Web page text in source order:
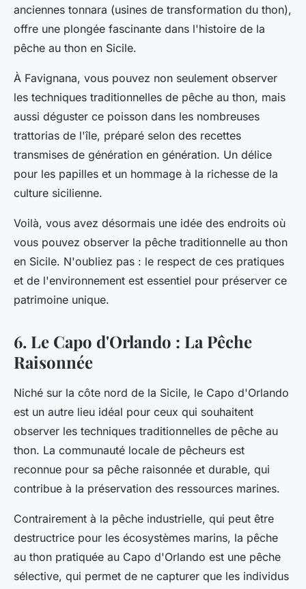
anciennes tonnara (usines de transformation du thon),
offre une plongée fascinante dans l'histoire de la
pêche au thon en Sicile.
À Favignana, vous pouvez non seulement observer
les techniques traditionnelles de pêche au thon, mais
aussi déguster ce poisson dans les nombreuses
trattorias de l'île, préparé selon des recettes
transmises de génération en génération. Un délice
pour les papilles et un hommage à la richesse de la
culture sicilienne.
Voilà, vous avez désormais une idée des endroits où
vous pouvez observer la pêche traditionnelle au thon
en Sicile. N'oubliez pas : le respect de ces pratiques
et de l'environnement est essentiel pour préserver ce
patrimoine unique.
6. Le Capo d'Orlando : La Pêche
Raisonnée
Niché sur la côte nord de la Sicile, le Capo d'Orlando
est un autre lieu idéal pour ceux qui souhaitent
observer les techniques traditionnelles de pêche au
thon. La communauté locale de pêcheurs est
reconnue pour sa pêche raisonnée et durable, qui
contribue à la préservation des ressources marines.
Contrairement à la pêche industrielle, qui peut être
destructrice pour les écosystèmes marins, la pêche
au thon pratiquée au Capo d'Orlando est une pêche
sélective, qui permet de ne capturer que les individus